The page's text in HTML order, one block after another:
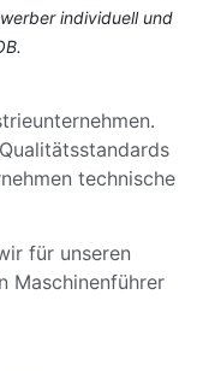
individuell und
technische
für unseren
Maschinenführer